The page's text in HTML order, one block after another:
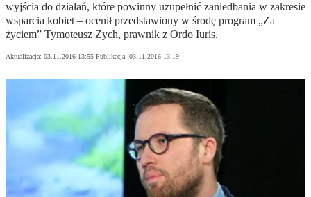
wyjścia do działań, które powinny uzupełnić zaniedbania w zakresie
wsparcia kobiet – ocenił przedstawiony w środę program „Za
życiem” Tymoteusz Zych, prawnik z Ordo Iuris.
Aktualizacja: 03.11.2016 13:55 Publikacja: 03.11.2016 13:19